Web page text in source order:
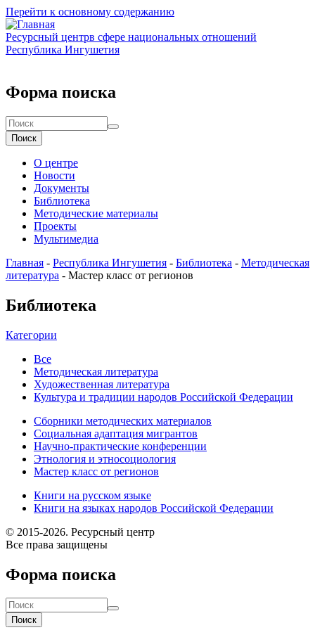
Перейти к основному содержанию
Ресурсный центрв сфере национальных отношений
Республика Ингушетия
Форма поиска
Поиск
О центре
Новости
Документы
Библиотека
Методические материалы
Проекты
Мультимедиа
Главная - Республика Ингушетия - Библиотека - Методическая
литература - Мастер класс от регионов
Библиотека
Категории
Все
Методическая литература
Художественная литература
Культура и традиции народов Российской Федерации
Сборники методических материалов
Социальная адаптация мигрантов
Научно-практические конференции
Этнология и этносоциология
Мастер класс от регионов
Книги на русском языке
Книги на языках народов Российской Федерации
© 2015-2026. Ресурсный центр
Все права защищены
Форма поиска
Поиск